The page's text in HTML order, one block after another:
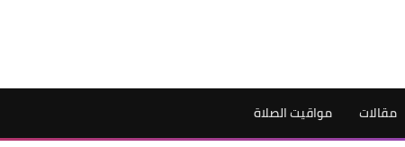
مقالات مواقيت الصلاة